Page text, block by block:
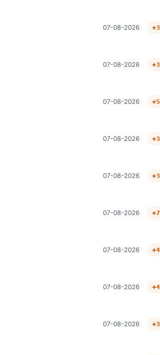
07-08-2026
07-08-2026
07-08-2026
07-08-2026
07-08-2026
07-08-2026
07-08-2026
07-08-2026
07-08-2026